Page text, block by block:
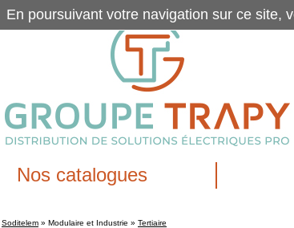
Nos catalogues
Soditelem » Modulaire et Industrie » Tertiaire
En poursuivant votre navigation sur ce